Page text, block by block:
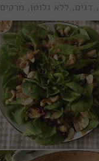
, דגים, ללא גלוטן, מרקים